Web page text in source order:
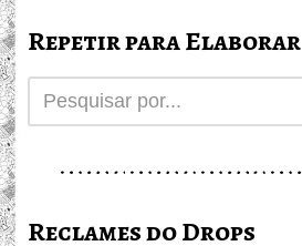
Repetir para Elaborar
Reclames do Drops